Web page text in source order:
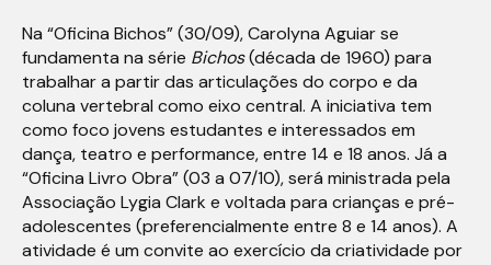
Na “Oficina Bichos” (30/09), Carolyna Aguiar se
fundamenta na série Bichos(década de 1960) para
trabalhar a partir das articulações do corpo e da
coluna vertebral como eixo central. A iniciativa tem
como foco jovens estudantes e interessados em
dança, teatro e performance, entre 14 e 18 anos. Já a
“Oficina Livro Obra” (03 a 07/10), será ministrada pela
Associação Lygia Clark e voltada para crianças e pré-
adolescentes (preferencialmente entre 8 e 14 anos). A
atividade é um convite ao exercício da criatividade por